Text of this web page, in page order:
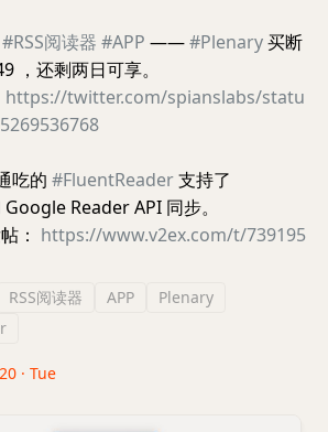
#RSS阅读器 #APP ——#Plenary买断
，还剩两日可享。
https://twitter.com/spianslabs/statu
吃的 #FluentReader支持了
Reader API 同步。
： https://www.v2ex.com/t/739195
RSS阅读器 APP
Plenary
· Tue